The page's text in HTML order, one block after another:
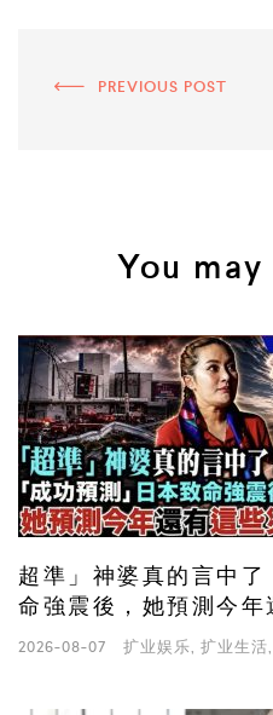
PREVIOUS POST
You
超準」神婆真的言中
命強震後，她預測今年
2026-08-07 扩业娱乐, 扩业生活,